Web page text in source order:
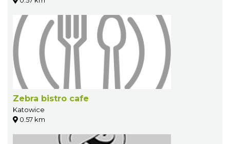
Zebra bistro cafe
Katowice
0.57 km